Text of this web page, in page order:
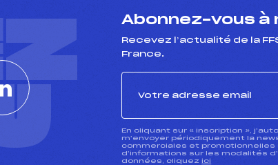
Abonnez-vous
Recevez l’actualité de la
France.
En cliquant sur « inscription »,
m’envoyer périodiquement la
commerciales et promotionnelles
d’informations sur les modalités
données, cliquez ici